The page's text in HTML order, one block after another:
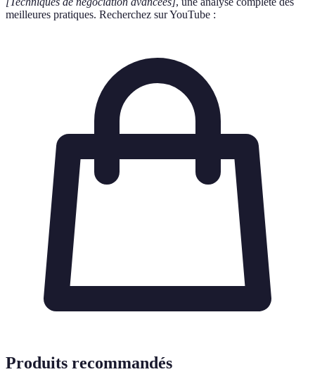
meilleures pratiques. Recherchez sur YouTube :
Produits recommandés